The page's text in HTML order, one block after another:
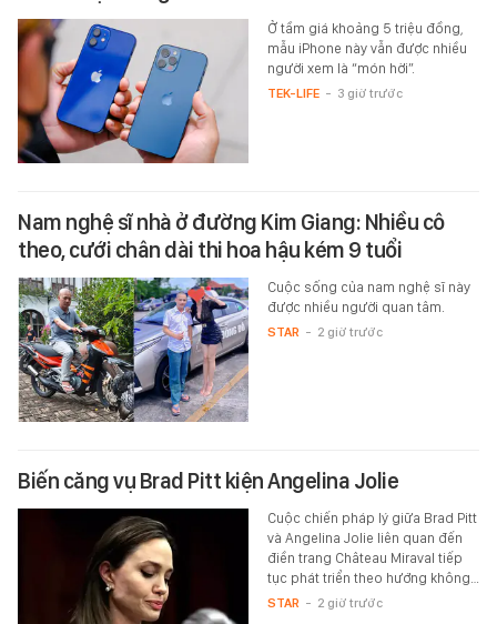
Ở tầm giá khoảng 5 triệu đồng,
mẫu iPhone này vẫn được nhiều
người xem là “món hời”.
TEK-LIFE - 3 giờ trước
Nam nghệ sĩ nhà ở đường Kim Giang: Nhiều cô
theo, cưới chân dài thi hoa hậu kém 9 tuổi
Cuộc sống của nam nghệ sĩ này
được nhiều người quan tâm.
STAR - 2 giờ trước
Biến căng vụ Brad Pitt kiện Angelina Jolie
Cuộc chiến pháp lý giữa Brad Pitt
và Angelina Jolie liên quan đến
điền trang Château Miraval tiếp
tục phát triển theo hướng không…
STAR - 2 giờ trước